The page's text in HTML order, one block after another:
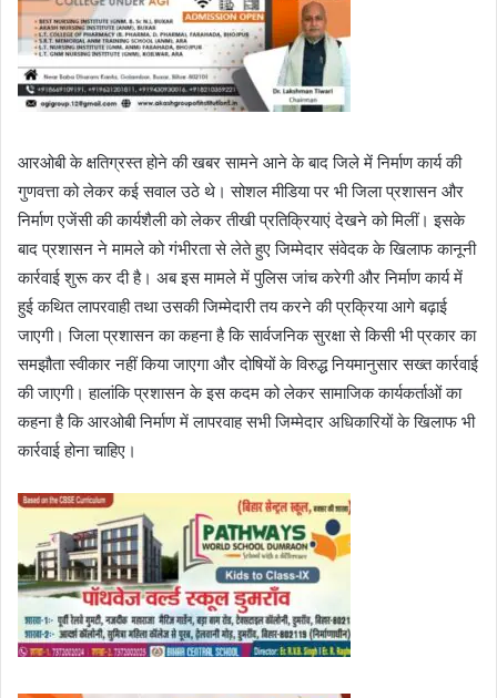
आरओबी के क्षतिग्रस्त होने की खबर सामने आने के बाद जिले में निर्माण कार्य की
गुणवत्ता को लेकर कई सवाल उठे थे। सोशल मीडिया पर भी जिला प्रशासन और
निर्माण एजेंसी की कार्यशैली को लेकर तीखी प्रतिक्रियाएं देखने को मिलीं। इसके
बाद प्रशासन ने मामले को गंभीरता से लेते हुए जिम्मेदार संवेदक के खिलाफ कानूनी
कार्रवाई शुरू कर दी है। अब इस मामले में पुलिस जांच करेगी और निर्माण कार्य में
हुई कथित लापरवाही तथा उसकी जिम्मेदारी तय करने की प्रक्रिया आगे बढ़ाई
जाएगी। जिला प्रशासन का कहना है कि सार्वजनिक सुरक्षा से किसी भी प्रकार का
समझौता स्वीकार नहीं किया जाएगा और दोषियों के विरुद्ध नियमानुसार सख्त कार्रवाई
की जाएगी। हालांकि प्रशासन के इस कदम को लेकर सामाजिक कार्यकर्ताओं का
कहना है कि आरओबी निर्माण में लापरवाह सभी जिम्मेदार अधिकारियों के खिलाफ भी
कार्रवाई होना चाहिए।